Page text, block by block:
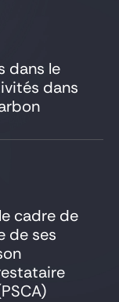
dans le
dans
cadre de
de ses